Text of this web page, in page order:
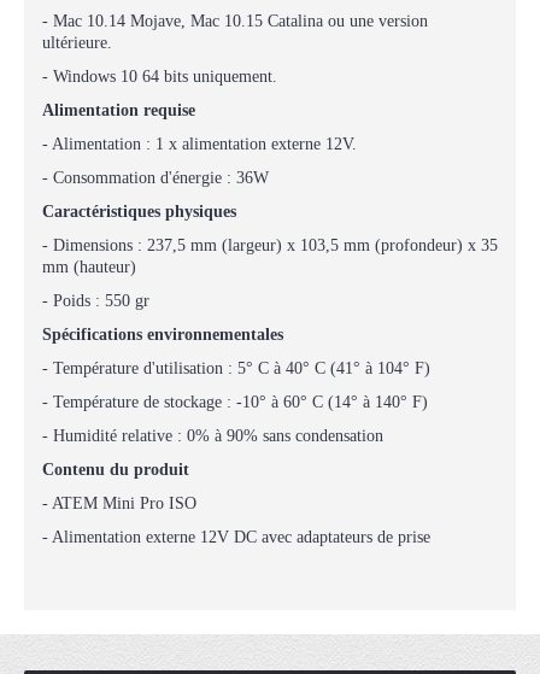
- Mac 10.14 Mojave, Mac 10.15 Catalina ou une version
ultérieure.
- Windows 10 64 bits uniquement.
Alimentation requise
- Alimentation : 1 x alimentation externe 12V.
- Consommation d'énergie : 36W
Caractéristiques physiques
- Dimensions : 237,5 mm (largeur) x 103,5 mm (profondeur) x 35
mm (hauteur)
- Poids : 550 gr
Spécifications environnementales
- Température d'utilisation : 5° C à 40° C (41° à 104° F)
- Température de stockage : -10° à 60° C (14° à 140° F)
- Humidité relative : 0% à 90% sans condensation
Contenu du produit
- ATEM Mini Pro ISO
- Alimentation externe 12V DC avec adaptateurs de prise